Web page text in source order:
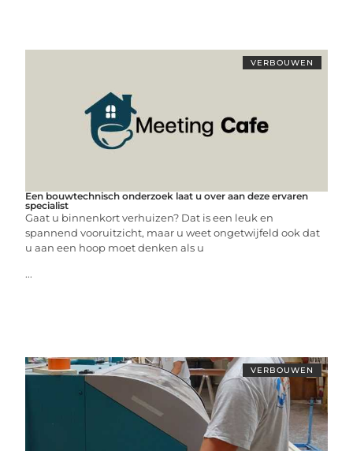
VERBOUWEN
Een bouwtechnisch onderzoek laat u over aan deze ervaren
specialist
Gaat u binnenkort verhuizen? Dat is een leuk en
spannend vooruitzicht, maar u weet ongetwijfeld ook dat
u aan een hoop moet denken als u
...
VERBOUWEN